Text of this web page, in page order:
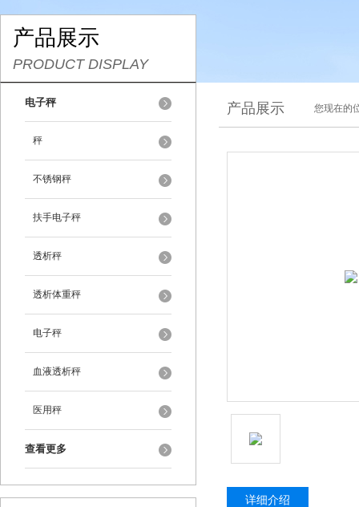
产品展示
PRODUCT DISPLAY
电子秤
秤
不锈钢秤
扶手电子秤
透析秤
透析体重秤
电子秤
血液透析秤
医用秤
查看更多
产品展示 您现在的
详细介绍